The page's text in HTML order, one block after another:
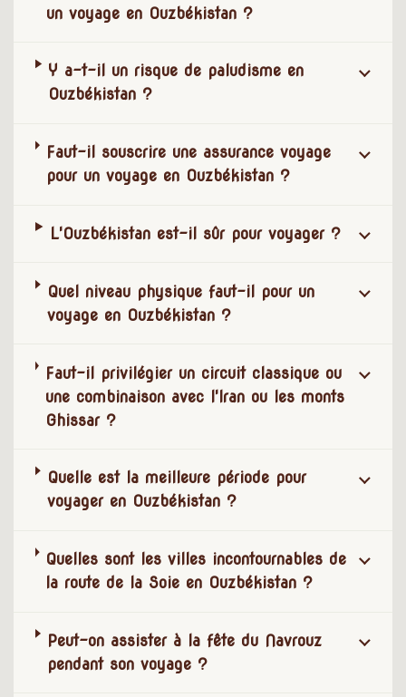
un voyage en Ouzbékistan ?
Y a-t-il un risque de paludisme en
Ouzbékistan ?
Faut-il souscrire une assurance voyage
pour un voyage en Ouzbékistan ?
L'Ouzbékistan est-il sûr pour voyager ?
Quel niveau physique faut-il pour un
voyage en Ouzbékistan ?
Faut-il privilégier un circuit classique ou
une combinaison avec l'Iran ou les monts
Ghissar ?
Quelle est la meilleure période pour
voyager en Ouzbékistan ?
Quelles sont les villes incontournables de
la route de la Soie en Ouzbékistan ?
Peut-on assister à la fête du Navrouz
pendant son voyage ?